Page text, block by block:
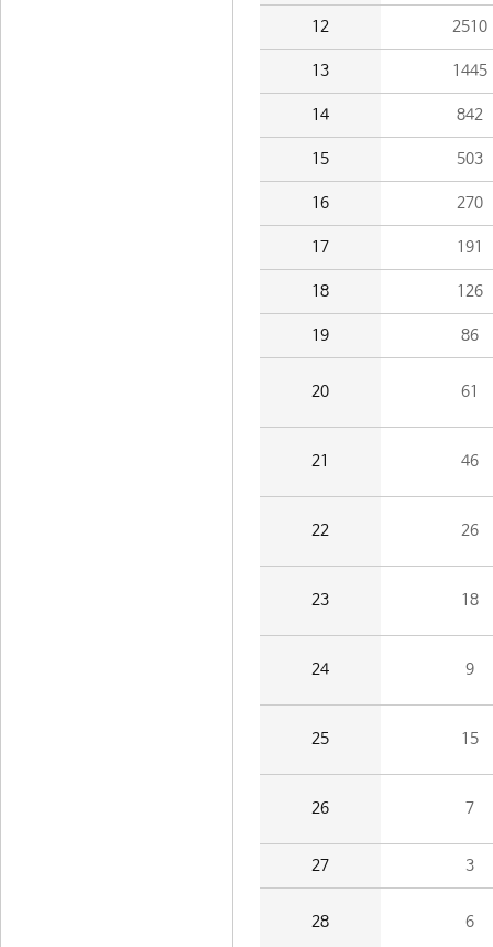
12 2510
13 1445
14 842
15 503
16 270
17 191
18 126
19 86
20 61
21 46
22 26
23 18
24 9
25 15
26 7
27 3
28 6